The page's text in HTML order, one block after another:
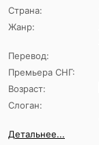
Страна:
Жанр:
Перевод:
Премьера СНГ:
Возраст:
Слоган:
Детальнее...